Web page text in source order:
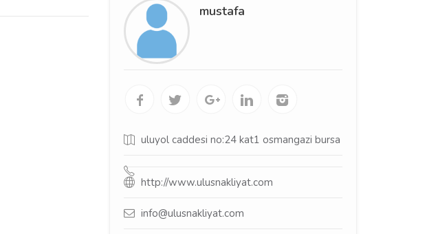
mustafa
uluyol caddesi no:24 kat1 osmangazi bursa
http://www.ulusnakliyat.com
info@ulusnakliyat.com